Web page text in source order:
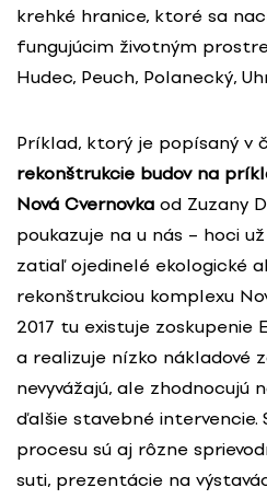
krehké hranice, ktoré sa
fungujúcim životným
Hudec, Peuch, Polanecký,
Príklad, ktorý je popísaný v
rekonštrukcie budov na
Nová Cvernovka od Zuzany
poukazuje na u nás – hoci
zatiaľ ojedinelé ekologické
rekonštrukciou komplexu
2017 tu existuje zoskupenie
a realizuje nízko nákladové
nevyvážajú, ale zhodnocujú
ďalšie stavebné intervencie.
procesu sú aj rôzne
suti, prezentácie na